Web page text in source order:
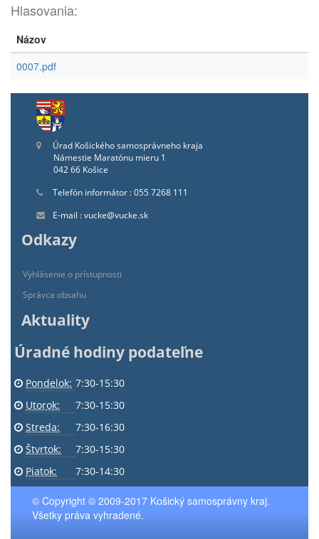
Hlasovania:
Názov
0007.pdf
Úrad Košického samosprávneho kraja
Námestie Maratónu mieru 1
042 66 Košice
Telefón informátor : 055 7268 111
E-mail : vucke@vucke.sk
Odkazy
Vyhlásenie o prístupnosti
Správca obsahu
Aktuality
Úradné hodiny podateľne
Pondelok: 7:30-15:30
Utorok:
7:30-15:30
Streda:
7:30-16:30
Štvrtok:
7:30-15:30
Piatok:
7:30-14:30
© Copyright © 2009-2017 Košický samosprávny kraj.
Všetky práva vyhradené.